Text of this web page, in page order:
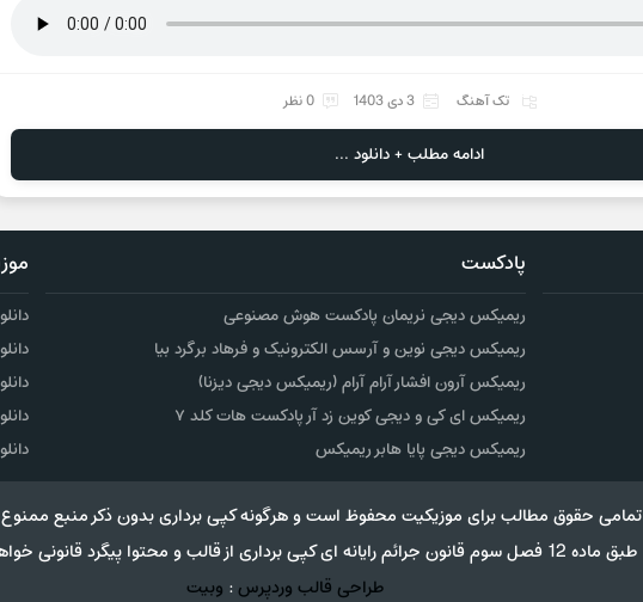
تک آهنگ 3 دی 1403 0 نظر
ادامه مطلب + دانلود ...
پادکست
ریمیکس دیجی نریمان پادکست هوش مصنوعی
ریمیکس دیجی نوین و آرسس الکترونیک و فرهاد برگرد بیا
ریمیکس آرون افشار آرام آرام (ریمیکس دیجی دیزنا)
ریمیکس ای کی و دیجی کوین زد آر پادکست هات کلد ۷
ریمیکس دیجی پایا هابر ریمیکس
تمامی حقوق مطالب برای موزیکیت محفوظ است و هرگونه کپی برداری بدون ذکر منبع
طبق ماده 12 فصل سوم قانون جرائم رایانه ای کپی برداری از قالب و محتوا پیگرد قانونی خواهد داشت.
طراحی قالب وردپرس: وبیت